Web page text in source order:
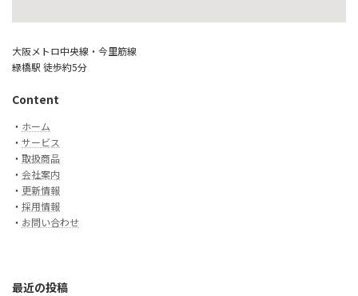
大阪メトロ中央線・今里筋線
緑橋駅 徒歩約5分
Content
・ ホーム
・ サービス
・ 取扱商品
・ 会社案内
・ 更新情報
・ 採用情報
・ お問い合わせ
最近の投稿